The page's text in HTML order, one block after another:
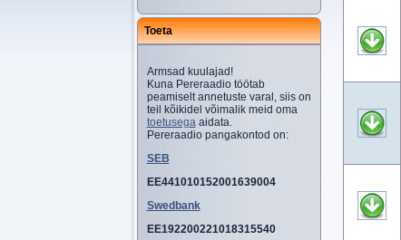
Toeta
Armsad kuulajad!
Kuna Pereraadio töötab
peamiselt annetuste varal, siis on
teil kõikidel võimalik meid oma
toetusegaaidata.
Pereraadio pangakontod on:
SEB
EE441010152001639004
Swedbank
EE192200221018315540